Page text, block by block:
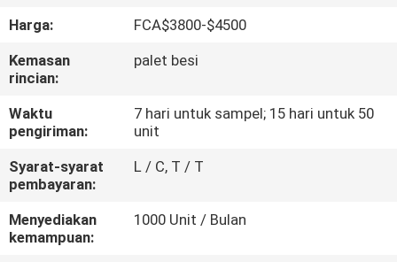
TUR
PABRIK
KONTROL
KUALITAS
KAMI
Harga:
FCA$3800-$4500
Kemasan
rincian:
palet besi
Waktu
pengiriman:
7 hari untuk sampel; 15 hari untuk 50
unit
Syarat-syarat
pembayaran:
L / C, T / T
Menyediakan
kemampuan:
1000 Unit / Bulan